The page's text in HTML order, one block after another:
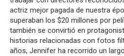
actriz mejor pagada de nuestra
superaban los $20 millones por
también se convirtió en
historias relacionadas con fotos
años, Jennifer ha recorrido un